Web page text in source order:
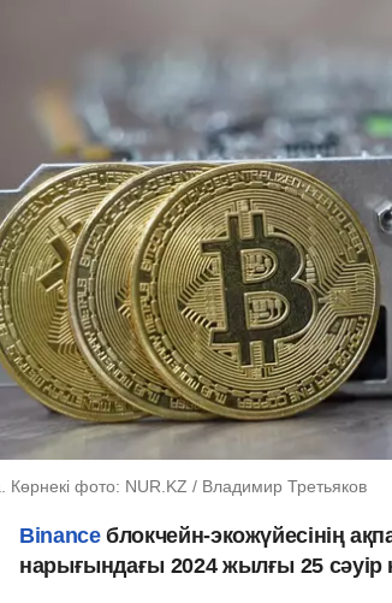
Көрнекі фото: NUR.KZ / Владимир Третьяков
Binanceблокчейн-экожүйесінің
нарығындағы 2024 жылғы 25 сәуір